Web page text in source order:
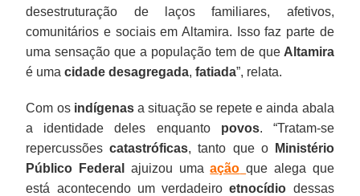
desestruturação de laços familiares, afetivos,
comunitários e sociais em Altamira. Isso faz parte de
uma sensação que a população tem de queAltamira
é umacidade desagregada,fatiada”, relata.
Com osindígenasa situação se repete e ainda abala
a identidade deles enquanto povos. “Tratam-se
repercussõescatastróficas, tanto que o
Ministério
Público Federal
ajuizou umaação que alega que
está acontecendo um verdadeiroetnocídio dessas